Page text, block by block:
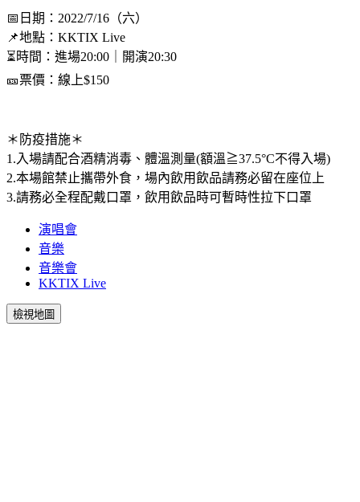
📅日期：2022/7/16（六）
📌地點：KKTIX Live
⏳時間：進場20:00｜開演20:30
🎫票價：線上$150
＊防疫措施＊
1.入場請配合酒精消毒、體溫測量(額溫≧37.5°C不得入場)
2.本場館禁止攜帶外食，場內飲用飲品請務必留在座位上
3.請務必全程配戴口罩，飲用飲品時可暫時性拉下口罩
演唱會
音樂
音樂會
KKTIX Live
檢視地圖